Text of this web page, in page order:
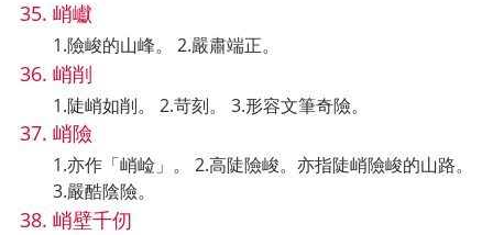
峭巘
1.險峻的山峰。 2.嚴肅端正。
峭削
1.陡峭如削。 2.苛刻。 3.形容文筆奇險。
峭險
1.亦作「峭崄」。 2.高陡險峻。亦指陡峭險峻的山路。
3.嚴酷陰險。
峭壁千仞